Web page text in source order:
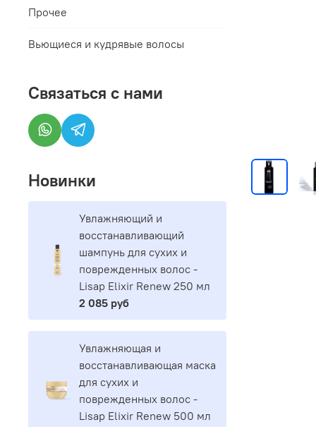
Прочее
Вьющиеся и кудрявые волосы
Связаться с нами
Новинки
Увлажняющий и
восстанавливающий
шампунь для сухих и
поврежденных волос -
Lisap Elixir Renew 250 мл
2 085 руб
Увлажняющая и
восстанавливающая маска
для сухих и
поврежденных волос -
Lisap Elixir Renew 500 мл